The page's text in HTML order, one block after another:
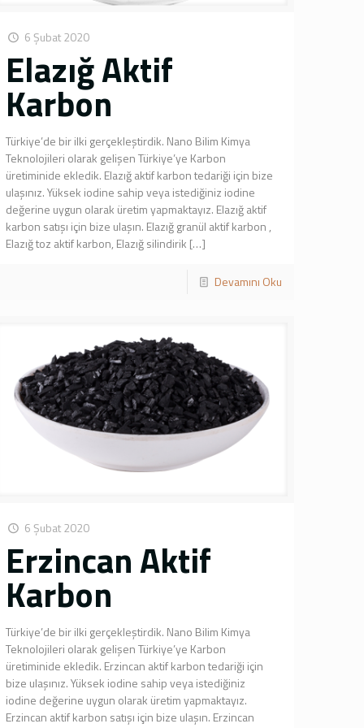
6 Şubat 2020
Elazığ Aktif
Karbon
Türkiye’de bir ilki gerçekleştirdik. Nano Bilim Kimya
Teknolojileri olarak gelişen Türkiye’ye Karbon
üretiminide ekledik. Elazığ aktif karbon tedariği için bize
ulaşınız. Yüksek iodine sahip veya istediğiniz iodine
değerine uygun olarak üretim yapmaktayız. Elazığ aktif
karbon satışı için bize ulaşın. Elazığ granül aktif karbon ,
Elazığ toz aktif karbon, Elazığ silindirik […]
Devamını Oku
6 Şubat 2020
Erzincan Aktif
Karbon
Türkiye’de bir ilki gerçekleştirdik. Nano Bilim Kimya
Teknolojileri olarak gelişen Türkiye’ye Karbon
üretiminide ekledik. Erzincan aktif karbon tedariği için
bize ulaşınız. Yüksek iodine sahip veya istediğiniz
iodine değerine uygun olarak üretim yapmaktayız.
Erzincan aktif karbon satışı için bize ulaşın. Erzincan